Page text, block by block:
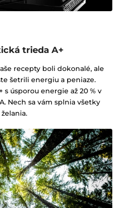
trieda A+
recepty boli dokonalé, ale
šetrili energiu a peniaze.
s úsporou energie až 20 % v
Nech sa vám splnia všetky
želania.